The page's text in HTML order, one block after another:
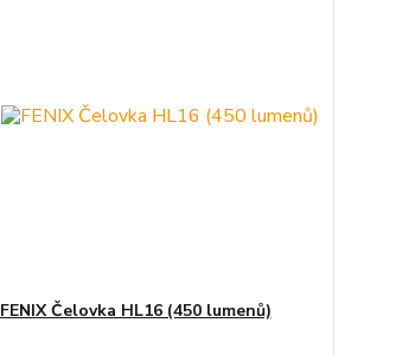
FENIX Čelovka HL16 (450 lumenů)